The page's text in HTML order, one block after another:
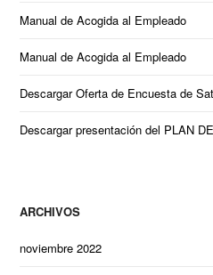
Manual de Acogida al Empleado
Manual de Acogida al Empleado
Descargar Oferta de Encuesta de
Descargar presentación del PLAN
ARCHIVOS
noviembre 2022